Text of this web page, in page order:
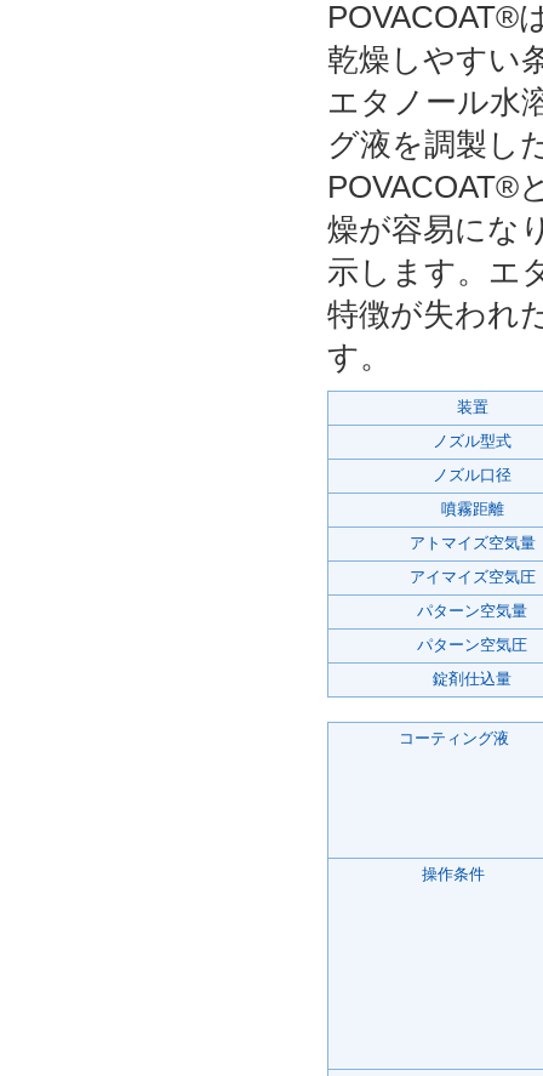
POVACOAT®
乾燥しやすい
エタノール水
グ液を調製し
POVACOAT®
燥が容易にな
示します。エ
特徴が失われ
す。
装置
ノズル型式
ノズル口径
噴霧距離
アトマイズ空気量
アイマイズ空気圧
パターン空気量
パターン空気圧
錠剤仕込量
コーティング液
操作条件